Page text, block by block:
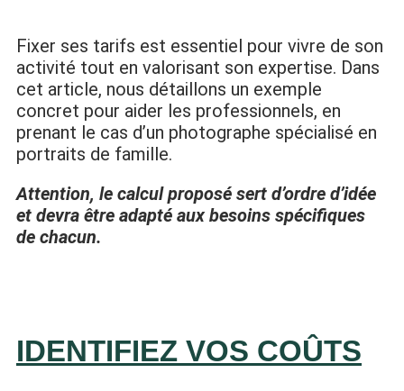
Fixer ses tarifs est essentiel pour vivre de son
activité tout en valorisant son expertise. Dans
cet article, nous détaillons un exemple
concret pour aider les professionnels, en
prenant le cas d’un photographe spécialisé en
portraits de famille.
Attention, le calcul proposé sert d’ordre d’idée
et devra être adapté aux besoins spécifiques
de chacun.
IDENTIFIEZ VOS COÛTS